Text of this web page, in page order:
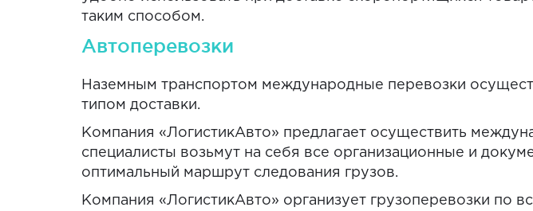
таким способом.
Автоперевозки
Наземным транспортом международные перевозки
типом доставки.
Компания «ЛогистикАвто» предлагает осуществить
специалисты возьмут на себя все организационные и
оптимальный маршрут следования грузов.
Компания «ЛогистикАвто» организует грузоперевозки по